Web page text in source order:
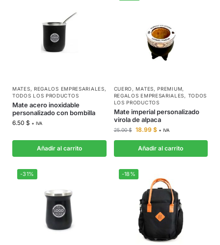
MATES, REGALOS EMPRESARIALES,
TODOS LOS PRODUCTOS
Mate acero inoxidable
personalizado con bombilla
6.50 $ + IVA
Añadir al carrito
CUERO ,MATES,PREMIUM,
REGALOS EMPRESARIALES, TODOS
LOS PRODUCTOS
Mate imperial personalizado
virola de alpaca
25.00$ 18.99 $ + IVA
Añadir al carrito
-31% -18%